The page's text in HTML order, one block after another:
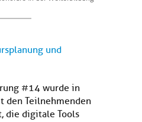
und
#14 wurde in
den Teilnehmenden
die digitale Tools